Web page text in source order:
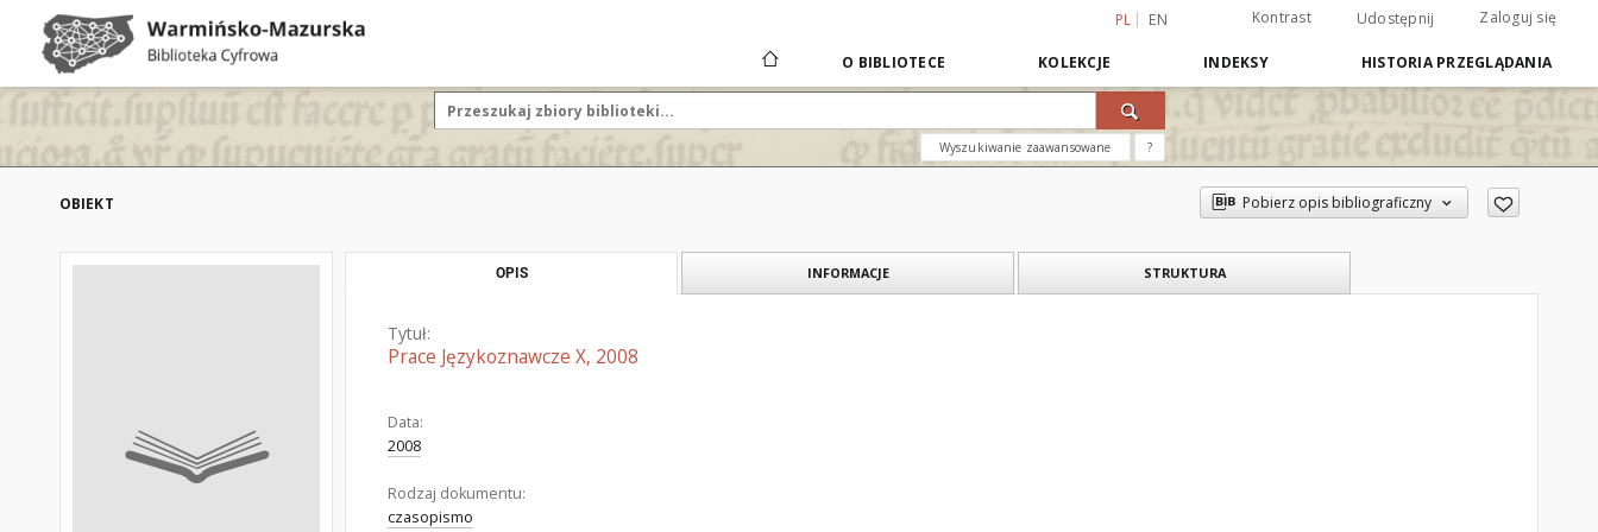
PL EN Kontrast Udostępnij Zaloguj się
O BIBLIOTECE KOLEKCJE INDEKSY HISTORIA PRZEGLĄDANIA
Wyszukiwanie zaawansowane ?
OBIEKT Pobierz opis bibliograficzny
OPIS INFORMACJE STRUKTURA
Tytuł:
Prace Językoznawcze X, 2008
Data:
2008
Rodzaj dokumentu:
czasopismo